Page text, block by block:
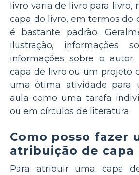
livro varia de livro para livro,
capa do livro, em termos do
é bastante padrão.
ilustração, informações
informações sobre o
capa de livro ou um projeto
uma ótima atividade para
aula como uma tarefa
ou em círculos de literatura.
Como posso fazer
atribuição de capa
Para atribuir uma capa